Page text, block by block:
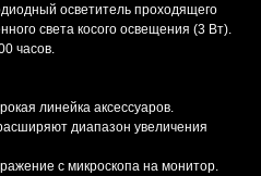
осветитель проходящего
света косого освещения (3 Вт).
часов.
линейка аксессуаров.
диапазон увеличения
с микроскопа на монитор.